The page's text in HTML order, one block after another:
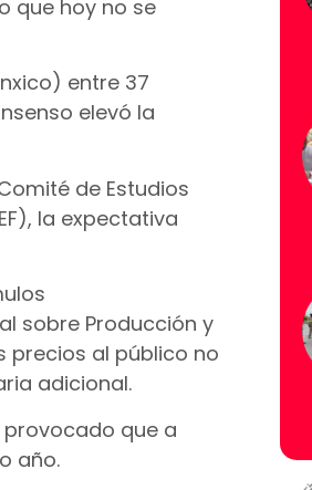
que hoy no se
entre 37
elevó la
de Estudios
la expectativa
sobre Producción y
precios al público no
adicional.
que a
año.